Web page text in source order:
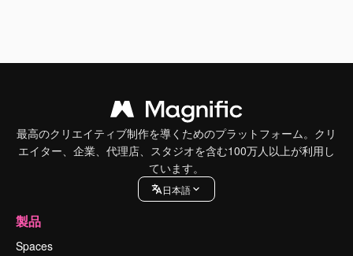
最高のクリエイティブ制作を導くためのプラットフォーム。クリ
エイター、企業、代理店、スタジオを含む100万人以上が利用し
ています。
日本語
製品
Spaces